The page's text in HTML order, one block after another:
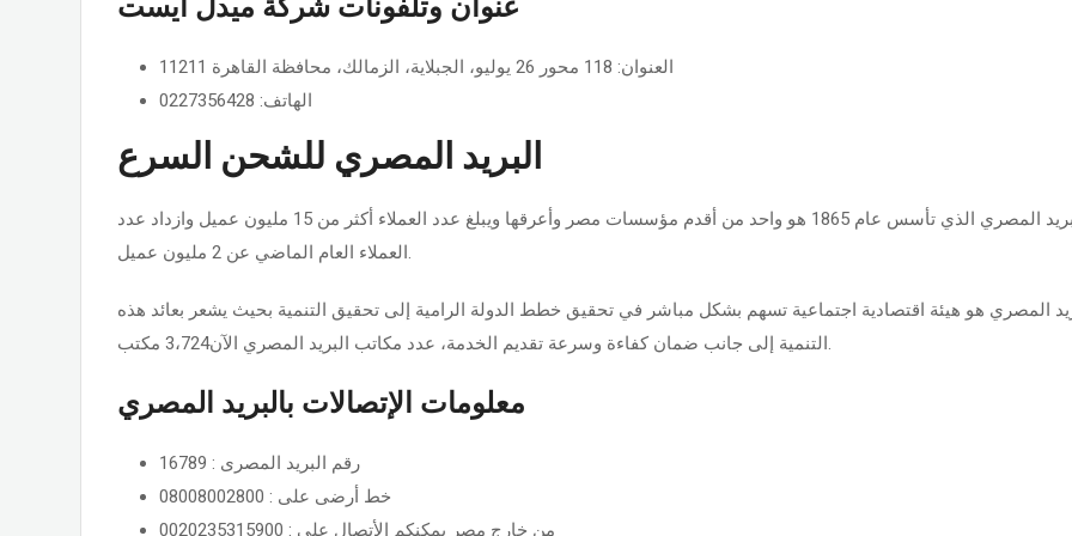
العنوان: 118 محور 26 يوليو، الجبلاية، الزمالك، محافظة القاهرة‬ 11211
الهاتف: 0227356428
البريد المصري للشحن السرع
البريد المصري الذي تأسس عام 1865 هو واحد من أقدم مؤسسات مصر وأعرقها ويبلغ عدد العملاء أكثر من 15 مليون عميل وازداد عدد
العملاء العام الماضي عن 2 مليون عميل.
المصري هو هيئة اقتصادية اجتماعية تسهم بشكل مباشر في تحقيق خطط الدولة الرامية إلى تحقيق التنمية بحيث يشعر بعائد هذه
التنمية إلى جانب ضمان كفاءة وسرعة تقديم الخدمة، عدد مكاتب البريد المصري الآن3،724 مكتب.
معلومات الإتصالات بالبريد المصري
رقم البريد المصرى : 16789
خط أرضى على : 08008002800
من خارج مصر يمكنكم الأتصال على : 0020235315900